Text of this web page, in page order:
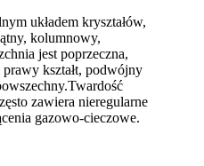
układem kryształów,
kolumnowy,
jest poprzeczna,
kształt, podwójny
zawiera nieregularne
gazowo-cieczowe.